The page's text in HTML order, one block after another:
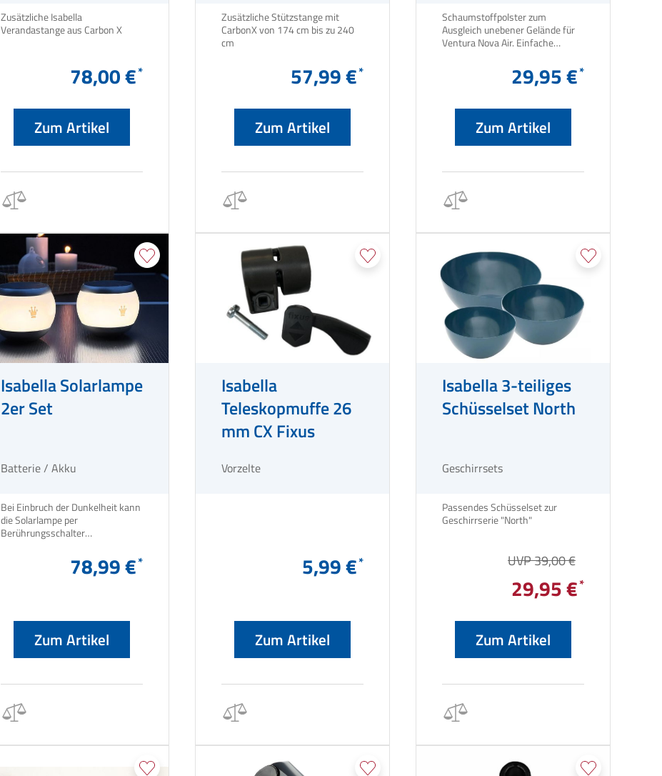
Zusätzliche Isabella
78,00 €
Zum Artikel
Zusätzliche Stützstange mit
CarbonX von 174 cm bis zu 240
57,99 €
Zum Artikel
Schaumstoffpolster zum
Ausgleich unebener Gelände für
Ventura Nova Air. Einfache
29,95 €
Zum Artikel
Isabella Solarlampe
2er Set
Batterie / Akku
Bei Einbruch der Dunkelheit kann
die Solarlampe per
Berührungsschalter
gemütliche Atmosphäre in Ihrer
Camping-Oase zu verbreiten.
78,99 €
Zum Artikel
Isabella
Teleskopmuffe 26
mm CX Fixus
Vorzelte
5,99 €
Zum Artikel
Isabella 3-teiliges
Schüsselset North
Geschirrsets
Passendes Schüsselset zur
UVP 39,00 €
29,95 €
Zum Artikel